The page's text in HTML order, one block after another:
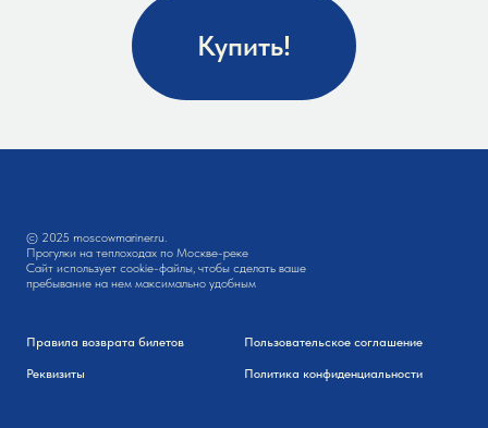
Купить!
© 2025 moscowmariner.ru.
Прогулки на теплоходах по Москве-реке
Сайт использует cookie-файлы, чтобы сделать ваше
пребывание на нем максимально удобным
Правила возврата билетов
Реквизиты
Пользовательское соглашение
Политика конфиденциальности